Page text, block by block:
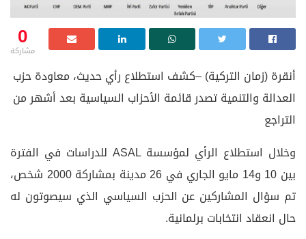
0
مشاركة
أنقرة (زمان التركية) –كشف استطلاع رأي حديث، معاودة حزب
العدالة والتنمية تصدر قائمة الأحزاب السياسية بعد أشهر من
التراجع
وخلال استطلاع الرأي لمؤسسة ASAL للدراسات في الفترة
بين 10 و14 مايو الجاري في 26 مدينة بمشاركة 2000 شخص،
تم سؤال المشاركين عن الحزب السياسي الذي سيصوتون له
حال انعقاد انتخابات برلمانية.